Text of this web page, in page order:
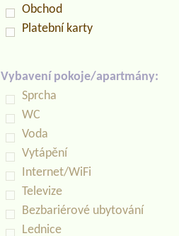
Obchod
Platební karty
Vybavení pokoje/apartmány:
Sprcha
WC
Voda
Vytápění
Internet/WiFi
Televize
Bezbariérové ubytování
Lednice